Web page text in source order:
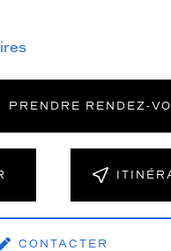
PRENDRE
CONTACTER